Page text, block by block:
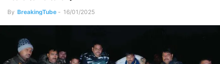
By BreakingTube - 16/01/2025